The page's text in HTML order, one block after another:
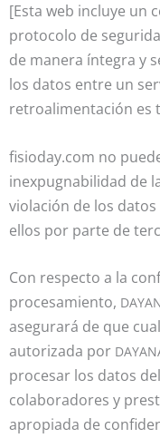
[Esta web incluye un
protocolo de
de manera íntegra y
los datos entre un
retroalimentación es
fisioday.com no
inexpugnabilidad de
violación de los
ellos por parte de
Con respecto a la
procesamiento,
asegurará de que
autorizada por
procesar los datos
colaboradores y
apropiada de